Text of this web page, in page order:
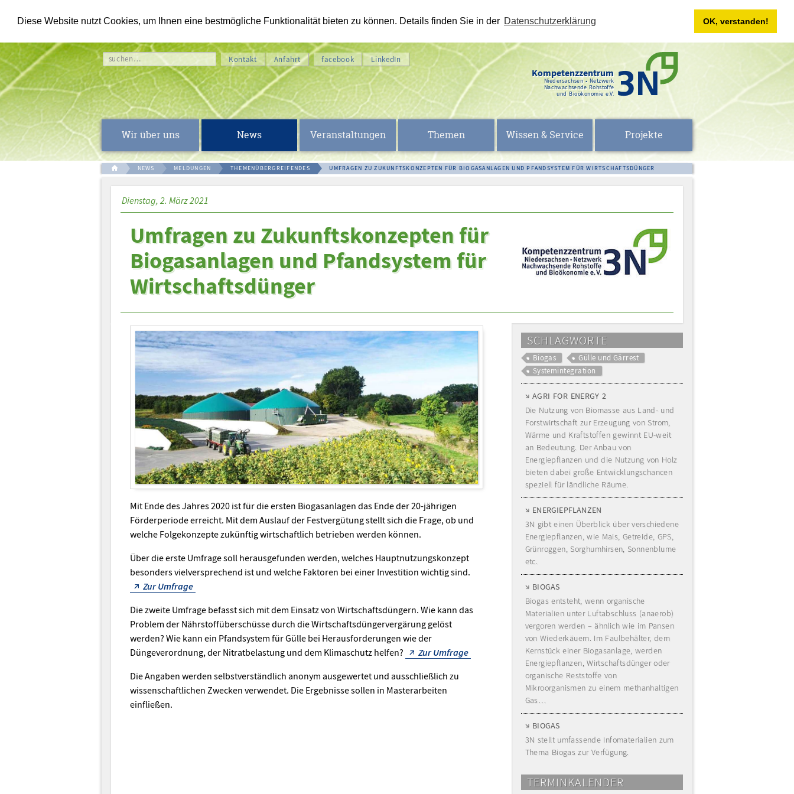
Diese Website nutzt Cookies, um Ihnen eine bestmögliche Funktionalität bieten zu können. Details finden Sie in der Datenschutzerklärung OK, verstanden!
Kompetenzzentrum
Niedersachsen • Netzwerk
Nachwachsende Rohstoffe
und Bioökonomie e.V.
suchen… Kontakt Anfahrt facebook LinkedIn
Wir über uns News Veranstaltungen Themen Wissen & Service Projekte
NEWS MELDUNGEN THEMENÜBERGREIFENDES UMFRAGEN ZU ZUKUNFTSKONZEPTEN FÜR BIOGASANLAGEN UND PFANDSYSTEM FÜR WIRTSCHAFTSDÜNGER
Dienstag, 2. März 2021
Umfragen zu Zukunftskonzepten für
Biogasanlagen und Pfandsystem für
Wirtschaftsdünger
Mit Ende des Jahres 2020 ist für die ersten Biogasanlagen das Ende der 20-jährigen
Förderperiode erreicht. Mit dem Auslauf der Festvergütung stellt sich die Frage, ob und
welche Folgekonzepte zukünftig wirtschaftlich betrieben werden können.
Über die erste Umfrage soll herausgefunden werden, welches Hauptnutzungskonzept
besonders vielversprechend ist und welche Faktoren bei einer Investition wichtig sind.
Zur Umfrage
Die zweite Umfrage befasst sich mit dem Einsatz von Wirtschaftsdüngern. Wie kann das
Problem der Nährstoffüberschüsse durch die Wirtschaftsdüngervergärung gelöst
werden? Wie kann ein Pfandsystem für Gülle bei Herausforderungen wie der
Düngeverordnung, der Nitratbelastung und dem Klimaschutz helfen?
Zur Umfrage
Die Angaben werden selbstverständlich anonym ausgewertet und ausschließlich zu
wissenschaftlichen Zwecken verwendet. Die Ergebnisse sollen in Masterarbeiten
einfließen.
SCHLAGWORTE
Biogas
Gülle und Gärrest
Systemintegration
AGRI FOR ENERGY 2
Die Nutzung von Biomasse aus Land- und
Forstwirtschaft zur Erzeugung von Strom,
Wärme und Kraftstoffen gewinnt EU-weit
an Bedeutung. Der Anbau von
Energiepflanzen und die Nutzung von Holz
bieten dabei große Entwicklungschancen
speziell für ländliche Räume.
ENERGIEPFLANZEN
3N gibt einen Überblick über verschiedene
Energiepflanzen, wie Mais, Getreide, GPS,
Grünroggen, Sorghumhirsen, Sonnenblume
etc.
BIOGAS
Biogas entsteht, wenn organische
Materialien unter Luftabschluss (anaerob)
vergoren werden – ähnlich wie im Pansen
von Wiederkäuern. Im Faulbehälter, dem
Kernstück einer Biogasanlage, werden
Energiepflanzen, Wirtschaftsdünger oder
organische Reststoffe von
Mikroorganismen zu einem methanhaltigen
Gas…
BIOGAS
3N stellt umfassende Infomaterialien zum
Thema Biogas zur Verfügung.
TERMINKALENDER